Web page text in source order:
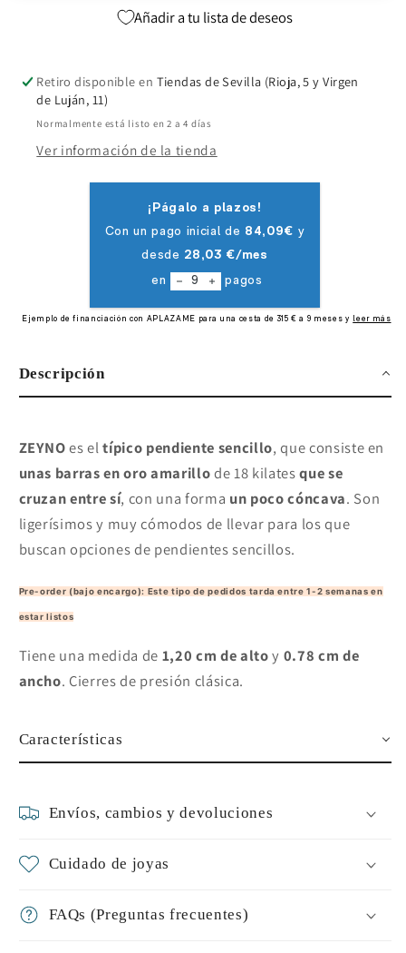
Añadir a tu lista de deseos
Retiro disponible en Tiendas de Sevilla (Rioja, 5 y Virgen
de Luján, 11)
Normalmente está listo en 2 a 4 días
Ver información de la tienda
Descripción
ZEYNOes eltípico pendiente sencillo, que consiste en
unas barras en oro amarillo de 18 kilatesque se
cruzan entre sí, con una forma un poco cóncava. Son
ligerísimos y muy cómodos de llevar para los que
buscan opciones de pendientes sencillos.
Pre-order (bajo encargo): Este tipo de pedidos tarda entre 1-2 semanas en
estar listos
Tiene una medida de 1,20 cm de altoy 0.78 cm de
ancho. Cierres de presión clásica.
Características
Envíos, cambios y devoluciones
Cuidado de joyas
FAQs (Preguntas frecuentes)